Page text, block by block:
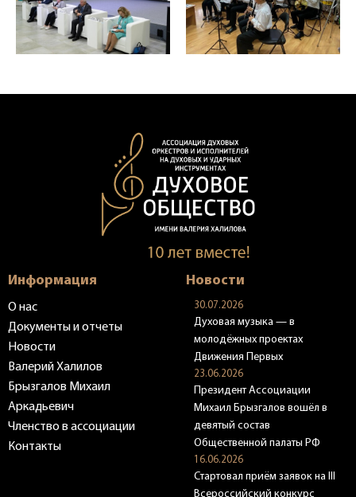
Информация
О нас
Документы и отчеты
Новости
Валерий Халилов
Брызгалов Михаил
Аркадьевич
Членство в ассоциации
Контакты
Новости
30.07.2026
Духовая музыка — в
молодёжных проектах
Движения Первых
23.06.2026
Президент Ассоциации
Михаил Брызгалов вошёл в
девятый состав
Общественной палаты РФ
16.06.2026
Стартовал приём заявок на III
Всероссийский конкурс